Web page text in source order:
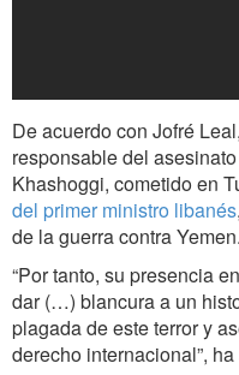
De acuerdo con Jofré
responsable del
Khashoggi, cometido en
del primer ministro libanés
de la guerra contra Yemen.
“Por tanto, su presencia
dar (…) blancura a un
plagada de este terror y
derecho internacional”,